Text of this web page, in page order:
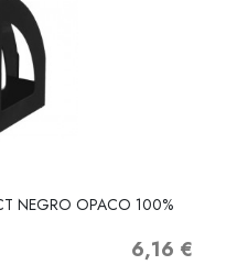
NEGRO OPACO 100%
Precio
6,16 €